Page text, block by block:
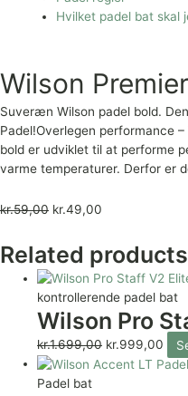
Hvilket padel bat skal
Wilson
Suveræn Wilson padel bold.
Padel!Overlegen performance
bold er udviklet til at performe
varme temperaturer. Derfor er
kr.59,00 kr.49,00
Related products
kontrollerende padel bat
Wilson Pro
kr.1.699,00 kr.999,00
Padel bat